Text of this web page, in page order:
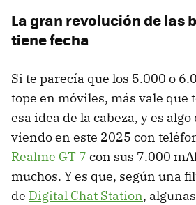
La gran revolución de las
tiene fecha
Si te parecía que los 5.000 o
tope en móviles, más vale que
esa idea de la cabeza, y es
viendo en este 2025 con
Realme GT 7 con sus 7.000
muchos. Y es que, según una
de Digital Chat Station,